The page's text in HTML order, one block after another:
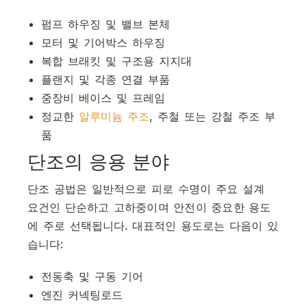
펌프 하우징 및 밸브 본체
모터 및 기어박스 하우징
복합 브래킷 및 구조용 지지대
플랜지 및 각종 연결 부품
중장비 베이스 및 프레임
정교한 알루미늄 주조, 주철 또는 강철 주조 부
품
단조의 응용 분야
단조 공법은 일반적으로 피로 수명이 주요 설계
요건인 단순하고 고하중이며 안전이 중요한 용도
에 주로 선택됩니다. 대표적인 용도로는 다음이 있
습니다:
전동축 및 구동 기어
엔진 커넥팅로드